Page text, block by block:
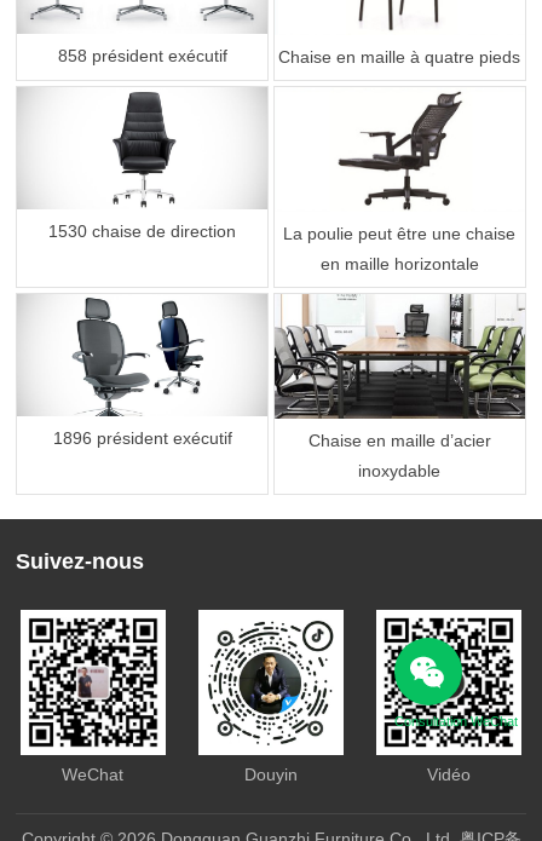
858 président exécutif Chaise en maille à quatre pieds
1530 chaise de direction
La poulie peut être une chaise
en maille horizontale
1896 président exécutif
Chaise en maille d’acier
inoxydable
Suivez-nous
WeChat Douyin Vidéo
Consultation WeChat